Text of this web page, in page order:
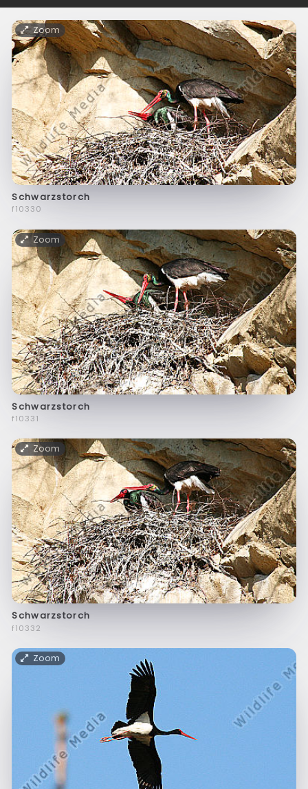
Zoom
Schwarzstorch
f10330
Zoom
Schwarzstorch
f10331
Zoom
Schwarzstorch
f10332
Zoom